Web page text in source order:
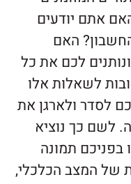
אתם יודעים
האם
לכם את כל
לשאלות אלו
לסדר ולארגן את
לשם כך נוציא
תמונה
של המצב הכלכלי,